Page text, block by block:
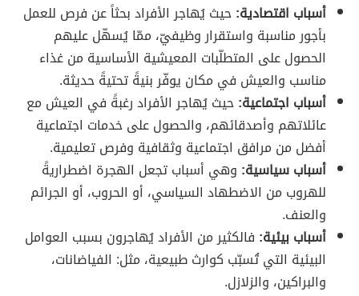
أسباب اقتصادية:حيث يُهاجر الأفراد بحثاً عن فرص للعمل
بأجور مناسبة واستقرار وظيفيّ، ممّا يُسهّل عليهم
الحصول على المتطلّبات المعيشية الأساسية من غذاء
مناسب والعيش في مكان يوفّر بنيةً تحتيةً حديثة.
أسباب اجتماعية:حيث يُهاجر الأفراد رغبةً في العيش مع
عائلاتهم وأصدقائهم، والحصول على خدمات اجتماعية
أفضل من مرافق اجتماعية وثقافية وفرص تعليمية.
أسباب سياسية: وهي أسباب تجعل الهجرة اضطراريةً
للهروب من الاضطهاد السياسي، أو الحروب، أو الجرائم
والعنف.
أسباب بيئية: فالكثير من الأفراد يُهاجرون بسبب العوامل
البيئية التي تُسبّب كوارث طبيعية، مثل: الفياضانات،
والبراكين، والزلازل.